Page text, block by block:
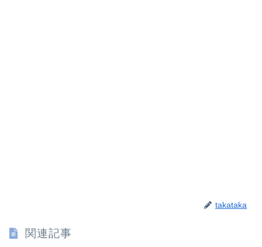
takataka
関連記事